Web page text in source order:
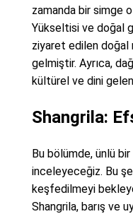
zamanda bir simge
Yükseltisi ve doğal
ziyaret edilen doğal
gelmiştir. Ayrıca,
kültürel ve dini
Shangrila:
Bu bölümde, ünlü
inceleyeceğiz. Bu
keşfedilmeyi
Shangrila, barış ve